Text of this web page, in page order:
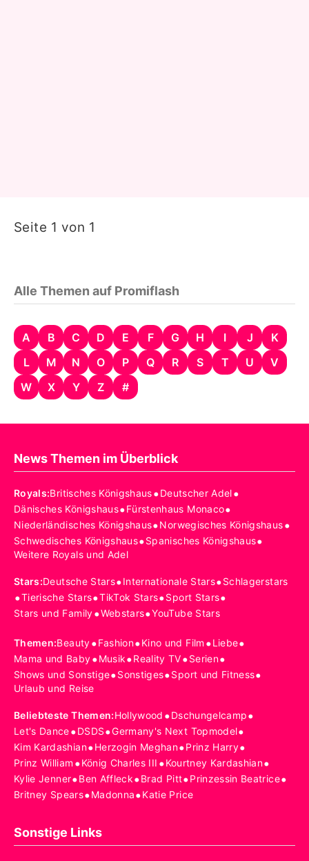
Seite 1 von 1
Alle Themen auf Promiflash
A B C D E F G H I J
K
L
M N O P Q R S T U
V
W
X Y Z #
News Themen im Überblick
Royals:Britisches Königshaus•Deutscher Adel•
Dänisches Königshaus•Fürstenhaus Monaco•
Niederländisches Königshaus•Norwegisches Königshaus•
Schwedisches Königshaus•Spanisches Königshaus•
Weitere Royals und Adel
Stars:Deutsche Stars•Internationale Stars•Schlagerstars
•Tierische Stars•TikTok Stars•Sport Stars•
Stars und Family•Webstars•YouTube Stars
Themen:Beauty•Fashion•Kino und Film •Liebe•
Mama und Baby•Musik•Reality TV•Serien•
Shows und Sonstige•Sonstiges•Sport und Fitness•
Urlaub und Reise
Beliebteste Themen:Hollywood •Dschungelcamp•
Let's Dance•DSDS•Germany's Next Topmodel•
Kim Kardashian•Herzogin Meghan•Prinz Harry•
Prinz William •König Charles III •Kourtney Kardashian•
Kylie Jenner•Ben Affleck•Brad Pitt•Prinzessin Beatrice•
Britney Spears•Madonna•Katie Price
Sonstige Links